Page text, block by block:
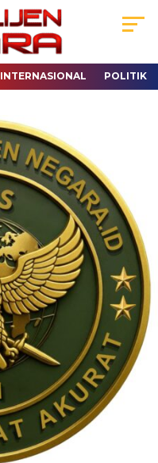
INTERNASIONAL POLITIK